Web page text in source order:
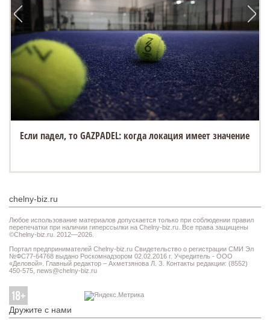
Если падел, то GAZPADEL: когда локация имеет значение
chelny-biz.ru
Любое использование материалов допускается только при соблюдении правил
перепечатки при наличии гиперссылки на Chelny-biz.ru. Все права защищены
©Chelny-biz.ru. 2012—2026.
Портал предпринимателей Chelny-biz.ru Свидетельство о регистрации СМИ Эл
№ФС77-64768 выдано Роскомнадзором 02.02.2016 г. Учредитель - ООО
«Деловой». Главный редактор – Ахметзянова Л. З. Контакты редакции: (8552)
450-575, news@chelny-biz.ru
Дружите с нами